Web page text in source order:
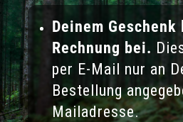
Deinem
Rechnung bei.
per E-Mail nur an
Bestellung
Mailadresse.